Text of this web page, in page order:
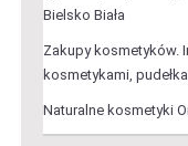
Bielsko Biała
Zakupy kosmetyków.
kosmetykami,
Naturalne kosmetyki